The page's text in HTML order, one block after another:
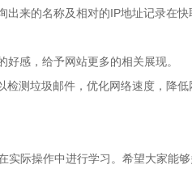
来的名称及相对的IP地址记录在
感，给予网站更多的相关展现。
测垃圾邮件，优化网络速度，降
际操作中进行学习。希望大家能